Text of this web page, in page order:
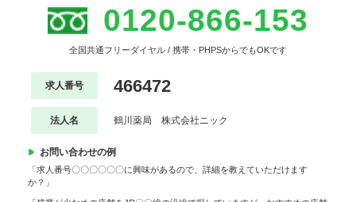
0120-866-153
全国共通フリーダイヤル / 携帯・PHPSからでもOKです
求人番号 466472
法人名 鶴川薬局 株式会社ニック
お問い合わせの例
「求人番号〇〇〇〇〇〇に興味があるので、詳細を教えていただけます
か？」